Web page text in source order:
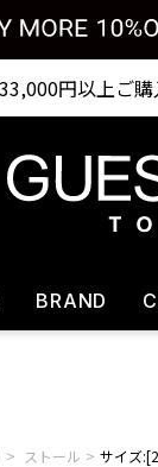
円以上ご
BRAND
ストール サイズ